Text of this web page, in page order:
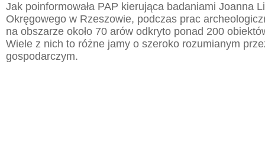
Jak poinformowała PAP kierująca badaniami Joanna
Okręgowego w Rzeszowie, podczas prac
na obszarze około 70 arów odkryto ponad 200
Wiele z nich to różne jamy o szeroko rozumianym
gospodarczym.